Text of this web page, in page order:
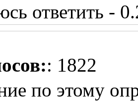
ответить -
: 1822
по этому